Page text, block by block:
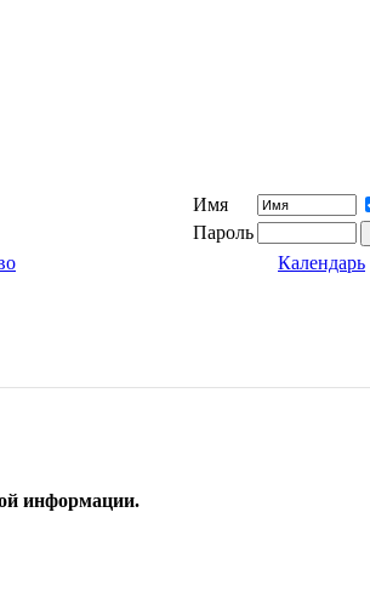
Имя
Пароль
Календарь
информации.